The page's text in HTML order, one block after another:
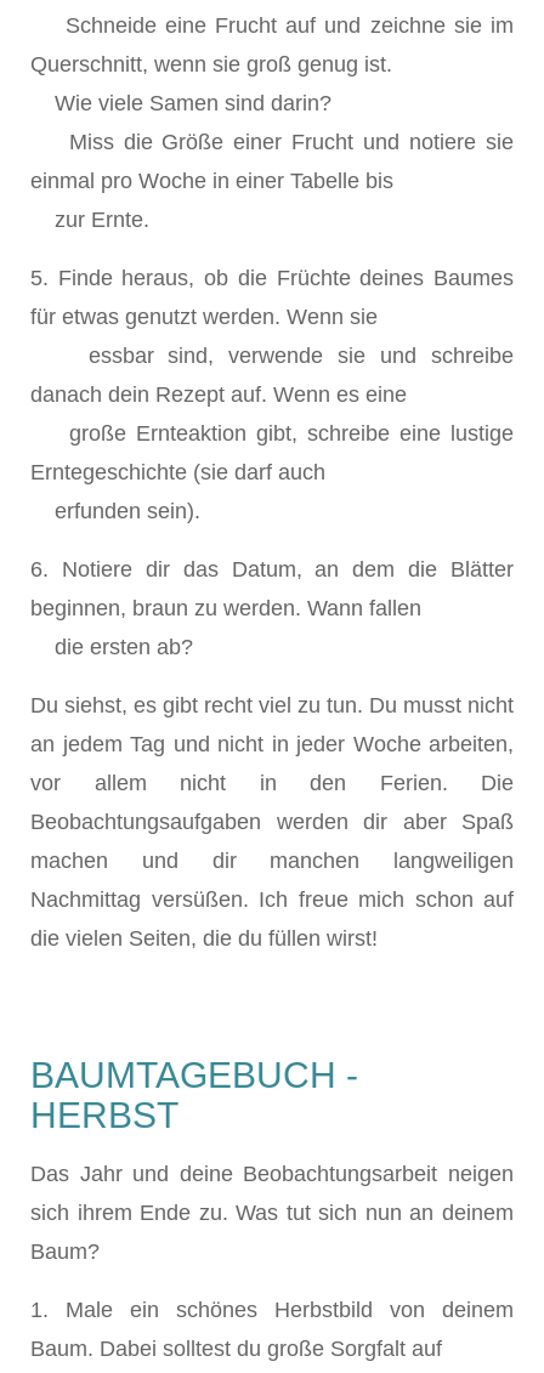
Schneide eine Frucht auf und zeichne sie im
Querschnitt, wenn sie groß genug ist.
Wie viele Samen sind darin?
Miss die Größe einer Frucht und notiere sie
einmal pro Woche in einer Tabelle bis
zur Ernte.
5. Finde heraus, ob die Früchte deines Baumes
für etwas genutzt werden. Wenn sie
essbar sind, verwende sie und schreibe
danach dein Rezept auf. Wenn es eine
große Ernteaktion gibt, schreibe eine lustige
Erntegeschichte (sie darf auch
erfunden sein).
6. Notiere dir das Datum, an dem die Blätter
beginnen, braun zu werden. Wann fallen
die ersten ab?
Du siehst, es gibt recht viel zu tun. Du musst nicht
an jedem Tag und nicht in jeder Woche arbeiten,
vor allem nicht in den Ferien. Die
Beobachtungsaufgaben werden dir aber Spaß
machen und dir manchen langweiligen
Nachmittag versüßen. Ich freue mich schon auf
die vielen Seiten, die du füllen wirst!
BAUMTAGEBUCH -
HERBST
Das Jahr und deine Beobachtungsarbeit neigen
sich ihrem Ende zu. Was tut sich nun an deinem
Baum?
1. Male ein schönes Herbstbild von deinem
Baum. Dabei solltest du große Sorgfalt auf